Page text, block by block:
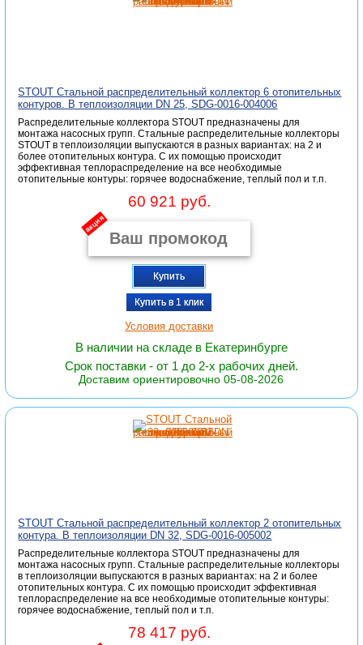
STOUT Стальной распределительный коллектор 6 отопительных
контуров. В теплоизоляции DN 25, SDG-0016-004006
Распределительные коллектора STOUT предназначены для
монтажа насосных групп. Стальные распределительные коллекторы
STOUT в теплоизоляции выпускаются в разных вариантах: на 2 и
более отопительных контура. С их помощью происходит
эффективная теплораспределение на все необходимые
отопительные контуры: горячее водоснабжение, теплый пол и т.п.
60 921 руб.
акция
Купить
Купить в 1 клик
Условия доставки
В наличии на складе в Екатеринбурге
Срок поставки - от 1 до 2-х рабочих дней.
Доставим ориентировочно 05-08-2026
STOUT Стальной распределительный коллектор 2 отопительных
контура. В теплоизоляции DN 32, SDG-0016-005002
Распределительные коллектора STOUT предназначены для
монтажа насосных групп. Стальные распределительные коллекторы
в теплоизоляции выпускаются в разных вариантах: на 2 и более
отопительных контура. С их помощью происходит эффективная
теплораспределение на все необходимые отопительные контуры:
горячее водоснабжение, теплый пол и т.п.
78 417 руб.